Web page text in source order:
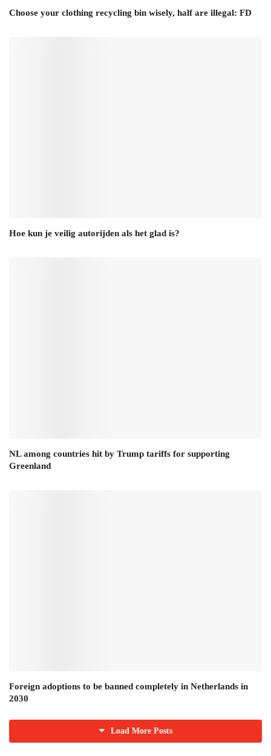
Choose your clothing recycling bin wisely, half are illegal: FD
Hoe kun je veilig autorijden als het glad is?
NL among countries hit by Trump tariffs for supporting
Greenland
Foreign adoptions to be banned completely in Netherlands in
2030
Load More Posts